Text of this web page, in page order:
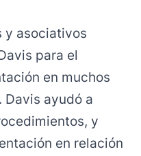
y asociativos
para el
en muchos
ayudó a
y
en relación